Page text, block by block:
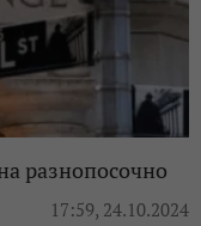
разнопосочно
17:59, 24.10.2024